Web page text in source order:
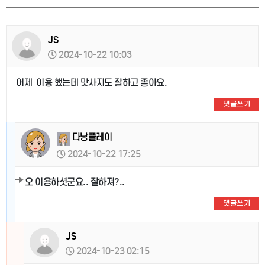
JS
2024-10-22 10:03
어제 이용 했는데 맛사지도 잘하고 좋아요.
댓글쓰기
다낭플레이
2024-10-22 17:25
오 이용하셧군요.. 잘하져?..
댓글쓰기
JS
2024-10-23 02:15